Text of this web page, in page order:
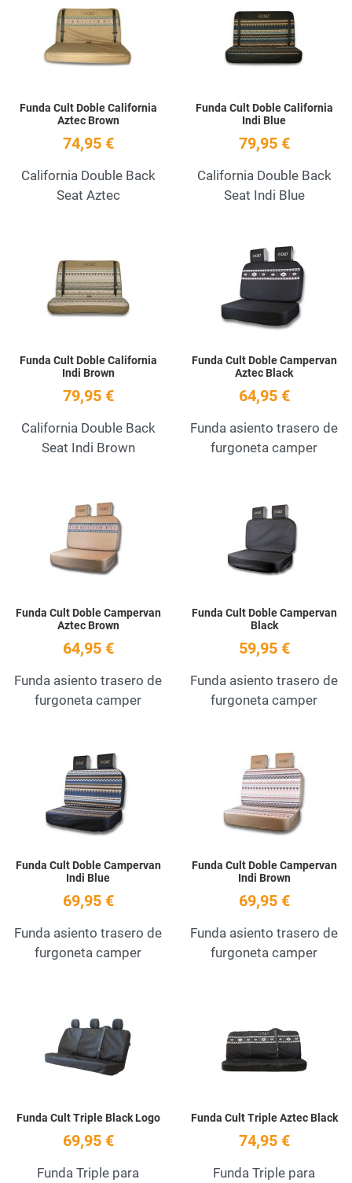
Quick View
Funda Cult Doble California
Aztec Brown
74,95 €
California Double Back
Seat Aztec
Funda Cult Doble California
Indi Blue
79,95 €
California Double Back
Seat Indi Blue
Add to Wishlist
Funda Cult Doble California
Indi Brown
79,95 €
California Double Back
Seat Indi Brown
Funda Cult Doble Campervan
Aztec Black
64,95 €
Funda asiento trasero de
furgoneta camper
Funda Cult Doble Campervan
Aztec Brown
64,95 €
Funda asiento trasero de
furgoneta camper
Funda Cult Doble Campervan
Black
59,95 €
Funda asiento trasero de
furgoneta camper
Add to Wishlist
Funda Cult Doble Campervan
Indi Blue
69,95 €
Funda asiento trasero de
furgoneta camper
Funda Cult Doble Campervan
Indi Brown
69,95 €
Funda asiento trasero de
furgoneta camper
Quick View
Funda Cult Triple Black Logo
69,95 €
Funda Triple para
Funda Cult Triple Aztec Black
74,95 €
Funda Triple para